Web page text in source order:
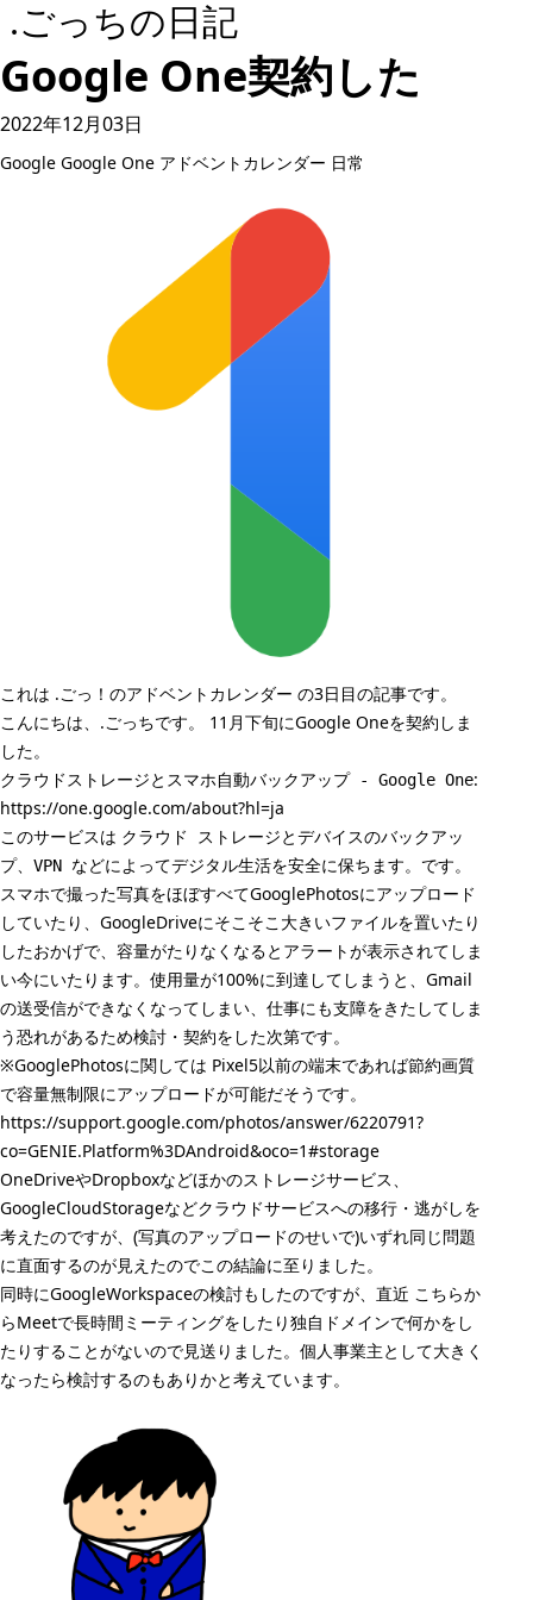
.ごっちの日記
Google One契約した
2022年12月03日
Google Google One アドベントカレンダー 日常
これは .ごっ！のアドベントカレンダー の3日目の記事です。
こんにちは、.ごっちです。 11月下旬にGoogle Oneを契約しま
した。
クラウドストレージとスマホ自動バックアップ - Google One:
https://one.google.com/about?hl=ja
このサービスは クラウド ストレージとデバイスのバックアッ
プ、VPN などによってデジタル生活を安全に保ちます。 です。
スマホで撮った写真をほぼすべてGooglePhotosにアップロード
していたり、GoogleDriveにそこそこ大きいファイルを置いたり
したおかげで、容量がたりなくなるとアラートが表示されてしま
い今にいたります。使用量が100%に到達してしまうと、Gmail
の送受信ができなくなってしまい、仕事にも支障をきたしてしま
う恐れがあるため検討・契約をした次第です。
※GooglePhotosに関しては Pixel5以前の端末であれば節約画質
で容量無制限にアップロードが可能だそうです。
https://support.google.com/photos/answer/6220791?
co=GENIE.Platform%3DAndroid&oco=1#storage
OneDriveやDropboxなどほかのストレージサービス、
GoogleCloudStorageなどクラウドサービスへの移行・逃がしを
考えたのですが、(写真のアップロードのせいで)いずれ同じ問題
に直面するのが見えたのでこの結論に至りました。
同時にGoogleWorkspaceの検討もしたのですが、直近 こちらか
らMeetで長時間ミーティングをしたり独自ドメインで何かをし
たりすることがないので見送りました。個人事業主として大きく
なったら検討するのもありかと考えています。